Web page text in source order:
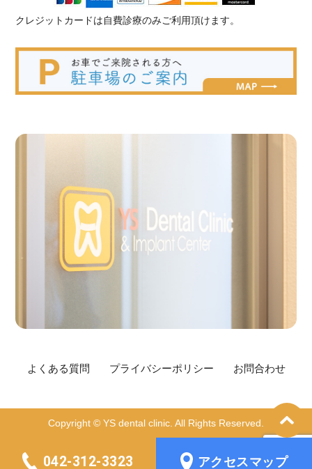
クレジットカードは自費診療のみご利用頂けます。
よくある質問 プライバシーポリシー お問合わせ
Copyright © YS dental clinic. All Rights Reserved.
042-312-3323 アクセスマップ